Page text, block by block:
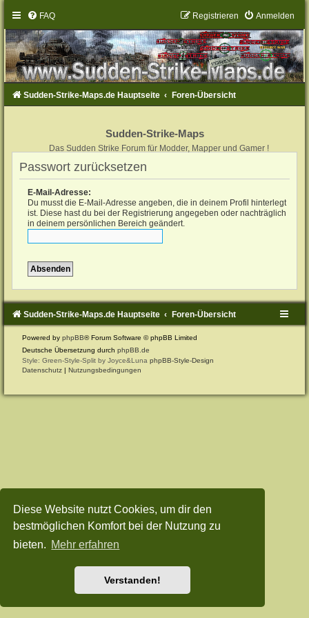
Diese Website nutzt Cookies, um dir den
bestmöglichen Komfort bei der Nutzung zu
bieten. Mehr erfahren
Verstanden!
FAQ Anmelden
Registrieren
Sudden-Strike-Maps.de Hauptseite Foren-Übersicht
Sudden-Strike-Maps
Das Sudden Strike Forum für Modder, Mapper und Gamer !
Passwort zurücksetzen
E-Mail-Adresse:
Du musst die E-Mail-Adresse angeben, die in deinem Profil hinterlegt
ist. Diese hast du bei der Registrierung angegeben oder nachträglich
in deinem persönlichen Bereich geändert.
Sudden-Strike-Maps.de Hauptseite Foren-Übersicht
Powered byphpBB® Forum Software © phpBB Limited
Deutsche Übersetzung durchphpBB.de
Style: Green-Style-Split by Joyce&LunaphpBB-Style-Design
Datenschutz |Nutzungsbedingungen